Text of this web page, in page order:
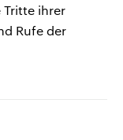
Tritte ihrer
Rufe der